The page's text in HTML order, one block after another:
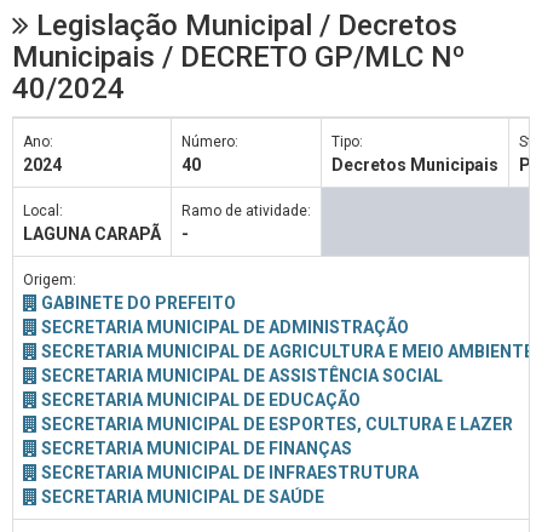
Legislação Municipal / Decretos
Municipais / DECRETO GP/MLC Nº
40/2024
Ano:
2024
Número:
40
Tipo:
Decretos Municipais
Local:
LAGUNA CARAPÃ
Ramo de atividade:
-
Origem:
GABINETE DO PREFEITO
SECRETARIA MUNICIPAL DE ADMINISTRAÇÃO
SECRETARIA MUNICIPAL DE AGRICULTURA E MEIO AMBIENTE
SECRETARIA MUNICIPAL DE ASSISTÊNCIA SOCIAL
SECRETARIA MUNICIPAL DE EDUCAÇÃO
SECRETARIA MUNICIPAL DE ESPORTES, CULTURA E LAZER
SECRETARIA MUNICIPAL DE FINANÇAS
SECRETARIA MUNICIPAL DE INFRAESTRUTURA
SECRETARIA MUNICIPAL DE SAÚDE